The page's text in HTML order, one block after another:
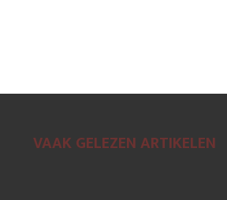
VAAK GELEZEN ARTIKELEN